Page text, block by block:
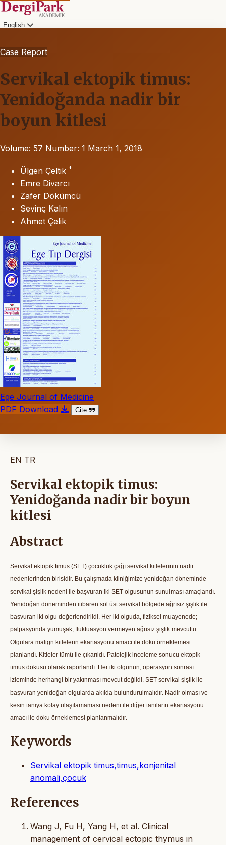
English
Case Report
Servikal ektopik timus:
Yenidoğanda nadir bir
boyun kitlesi
Volume: 57 Number: 1 March 1, 2018
Ülgen Çeltik *
Emre Divarcı
Zafer Dökümcü
Sevinç Kalın
Ahmet Çelik
Ege Journal of Medicine
PDF Download
Cite
EN TR
Servikal ektopik timus:
Yenidoğanda nadir bir boyun
kitlesi
Abstract
Servikal ektopik timus (SET) çocukluk çağı servikal kitlelerinin nadir
nedenlerinden birisidir. Bu çalışmada kliniğimize yenidoğan döneminde
servikal şişlik nedeni ile başvuran iki SET olgusunun sunulması amaçlandı.
Yenidoğan döneminden itibaren sol üst servikal bölgede ağrısız şişlik ile
başvuran iki olgu değerlendirildi. Her iki olguda, fiziksel muayenede;
palpasyonda yumuşak, fluktuasyon vermeyen ağrısız şişlik mevcuttu.
Olgulara malign kitlelerin ekartasyonu amacı ile doku örneklemesi
planlandı. Kitleler tümü ile çıkarıldı. Patolojik inceleme sonucu ektopik
timus dokusu olarak raporlandı. Her iki olgunun, operasyon sonrası
izleminde herhangi bir yakınması mevcut değildi. SET servikal şişlik ile
başvuran yenidoğan olgularda akılda bulundurulmalıdır. Nadir olması ve
kesin tanıya kolay ulaşılamaması nedeni ile diğer tanıların ekartasyonu
amacı ile doku örneklemesi planlanmalıdır.
Keywords
Servikal ektopik timus,timus,konjenital
anomali,çocuk
References
Wang J, Fu H, Yang H, et al. Clinical
management of cervical ectopic thymus in